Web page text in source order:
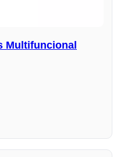
Multifuncional